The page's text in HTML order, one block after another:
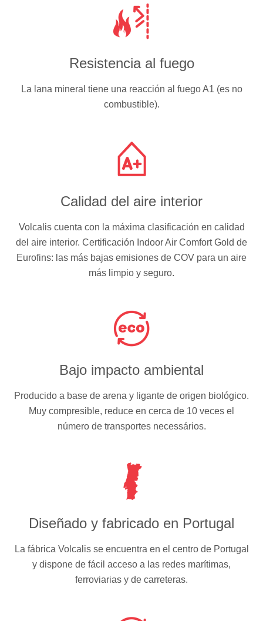
Resistencia al fuego
La lana mineral tiene una reacción al fuego A1 (es no
combustible).
Calidad del aire interior
Volcalis cuenta con la máxima clasificación en calidad
del aire interior. Certificación Indoor Air Comfort Gold de
Eurofins: las más bajas emisiones de COV para un aire
más limpio y seguro.
Bajo impacto ambiental
Producido a base de arena y ligante de origen biológico.
Muy compresible, reduce en cerca de 10 veces el
número de transportes necessários.
Diseñado y fabricado en Portugal
La fábrica Volcalis se encuentra en el centro de Portugal
y dispone de fácil acceso a las redes marítimas,
ferroviarias y de carreteras.